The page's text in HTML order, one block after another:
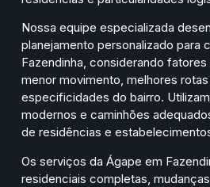
Nossa equipe especializada
planejamento personalizado para
Fazendinha, considerando
menor movimento, melhores
especificidades do bairro.
modernos e caminhões
de residências e
Os serviços da Ágape em
residenciais completas,